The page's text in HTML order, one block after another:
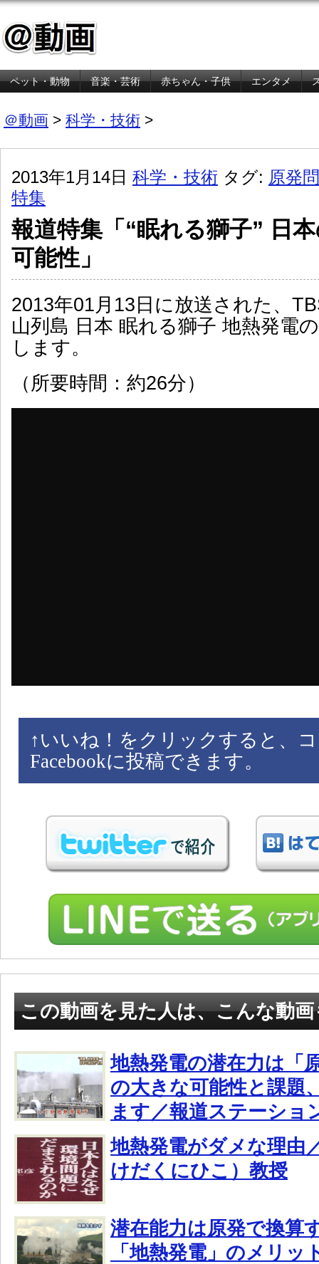
ペット・動物 音楽・芸術 赤ちゃん・子供 エンタメ
＠動画 > 科学・技術 >
2013年1月14日 科学・技術 タグ: 原発
特集
報道特集「“眠れる獅子” 日
可能性」
2013年01月13日に放送された、
山列島 日本 眠れる獅子 地熱発電
します。
（所要時間：約26分）
↑ いいね！をクリックすると、
Facebookに投稿できます。
この動画を見た人は、こんな動
地熱発電の潜在力は「
の大きな可能性と課題
ます／報道ステーショ
地熱発電がダメな理由
けだくにひこ）教授
潜在能力は原発で換算
「地熱発電」のメリッ